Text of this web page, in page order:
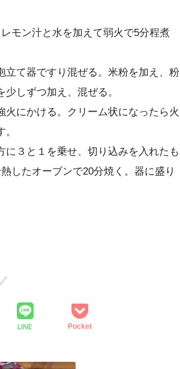
モン汁と水を加えて弱火で5分程煮
立て器ですり混ぜる。米粉を加え、粉
しずつ加え、混ぜる。
火にかける。クリーム状になったら火
に３と１を乗せ、切り込みを入れたも
したオーブンで20分焼く。器に盛り
LINE Pocket